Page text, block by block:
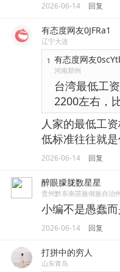
2026-06-14 回复
有态度网友0JFRa1
辽宁大连
1 有态度网友
河南郑州
台湾最低工
2200左右，
人家的最低工
低标准往往就
2026-06-14 回复
醉眼朦胧数星星
贵州黔东南苗族侗族自治
小编不是愚蠢
2026-06-14 回复
打拼中的穷人
山东青岛